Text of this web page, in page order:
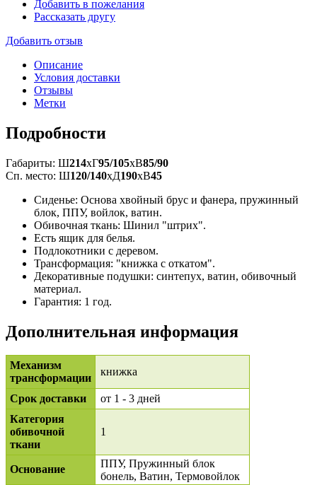
Добавить в пожелания
Рассказать другу
Добавить отзыв
Описание
Условия доставки
Отзывы
Метки
Подробности
Габариты: Ш214xГ95/105xВ85/90
Сп. место: Ш120/140xД190xВ45
Сиденье: Основа хвойный брус и фанера, пружинный
блок, ППУ, войлок, ватин.
Обивочная ткань: Шинил "штрих".
Есть ящик для белья.
Подлокотники с деревом.
Трансформация: "книжка с откатом".
Декоративные подушки: синтепух, ватин, обивочный
материал.
Гарантия: 1 год.
Дополнительная информация
Механизм
трансформации
книжка
Срок доставки
от 1 - 3 дней
Категория
обивочной
ткани
1
Основание
ППУ, Пружинный блок
бонель, Ватин, Термовойлок